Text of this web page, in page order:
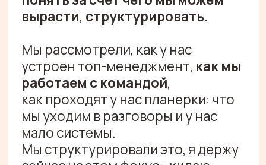
нравится формат мягкости,что
Илья и команда
успокаивают, не тыкают в
недостатки- очень
мягкая коммуникация».